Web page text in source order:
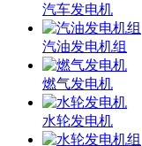
汽车发电机
汽油发电机组
燃气发电机
水轮发电机